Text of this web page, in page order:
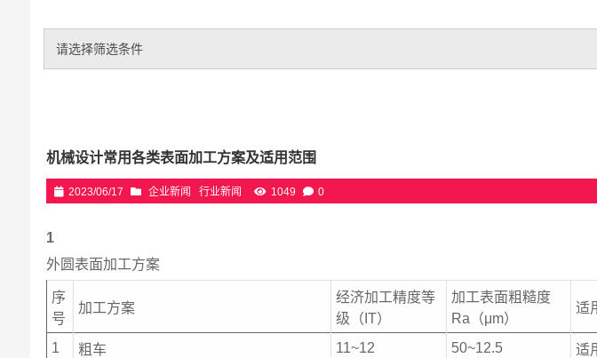
请选择筛选条件
机械设计常用各类表面加工方案及适用范围
2023/06/17 企业新闻 行业新闻 1049 0
1
外圆表面加工方案
序
号
加工方案
经济加工精度等
级（IT）
加工表面粗糙度
Ra（μm）
适
1 粗车 11~12 50~12.5
适